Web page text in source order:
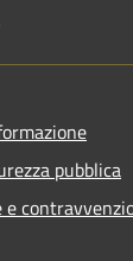
pubblica